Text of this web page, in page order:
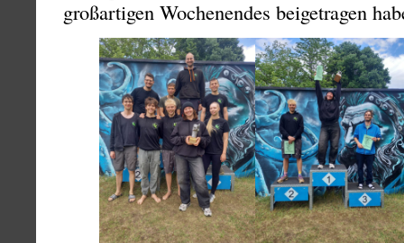
großartigen Wochenendes beigetragen